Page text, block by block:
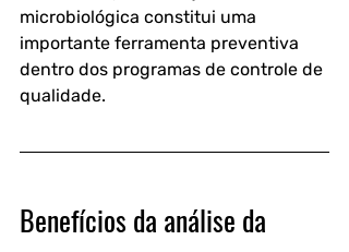
microbiológica constitui uma
importante ferramenta preventiva
dentro dos programas de controle de
qualidade.
Benefícios da análise da